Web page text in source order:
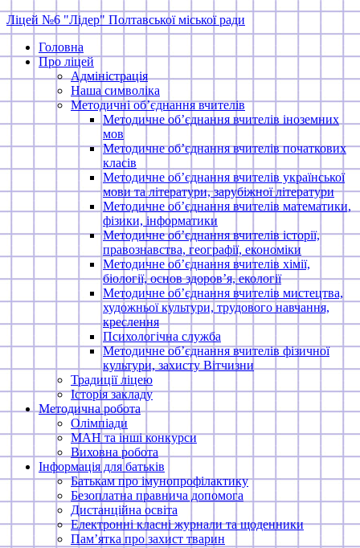
Skip
to
content
Ліцей №6 "Лідер" Полтавської міської ради
Головна
Про ліцей
Адміністрація
Наша символіка
Методичні об’єднання вчителів
Методичне об’єднання вчителів іноземних
мов
Методичне об’єднання вчителів початкових
класів
Методичне об’єднання вчителів української
мови та літератури, зарубіжної літератури
Методичне об’єднання вчителів математики,
фізики, інформатики
Методичне об’єднання вчителів історії,
правознавства, географії, економіки
Методичне об’єднання вчителів хімії,
біології, основ здоров’я, екології
Методичне об’єднання вчителів мистецтва,
художньої культури, трудового навчання,
креслення
Психологічна служба
Методичне об’єднання вчителів фізичної
культури, захисту Вітчизни
Традиції ліцею
Історія закладу
Методична робота
Олімпіади
МАН та інші конкурси
Виховна робота
Інформація для батьків
Батькам про імунопрофілактику
Безоплатна правнича допомога
Дистанційна освіта
Електронні класні журнали та щоденники
Памʼятка про захист тварин